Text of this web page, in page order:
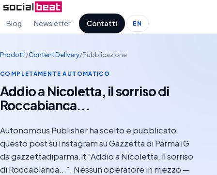
Blog Newsletter Contatti EN
Prodotti/Content Delivery/Pubblicazione
COMPLETAMENTE AUTOMATICO
Addio a Nicoletta, il sorriso di
Roccabianca...
Autonomous Publisher ha scelto e pubblicato
questo post su Instagram su Gazzetta di Parma IG
da gazzettadiparma.it "Addio a Nicoletta, il sorriso
di Roccabianca...". Nessun operatore in mezzo —